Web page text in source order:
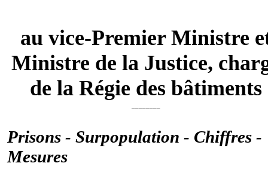
au vice-Premier Ministre
Ministre de la Justice,
de la Régie des bâtiments
Prisons - Surpopulation - Chiffres -
Mesures